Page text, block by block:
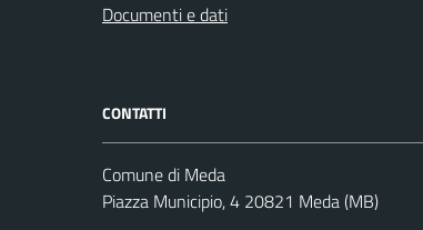
Documenti e dati
CONTATTI
Comune di Meda
Piazza Municipio, 4 20821 Meda (MB)